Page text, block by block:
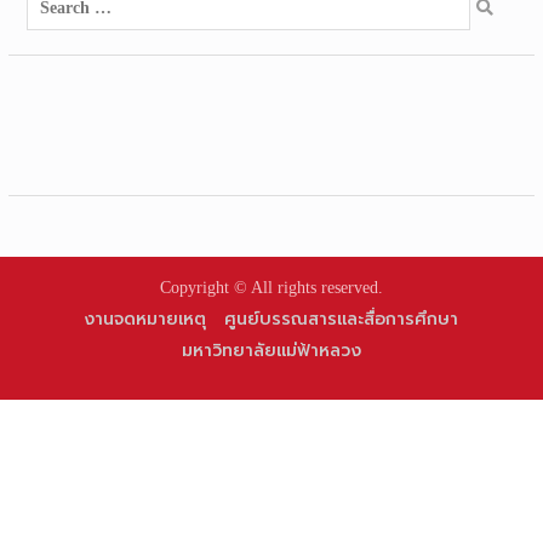
for:
Copyright © All rights reserved.
งานจดหมายเหตุ
ศูนย์บรรณสารและสื่อการศึกษา
มหาวิทยาลัยแม่ฟ้าหลวง